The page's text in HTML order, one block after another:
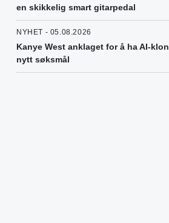
en skikkelig smart gitarpedal
NYHET - 05.08.2026
Kanye West anklaget for å ha AI-
nytt søksmål